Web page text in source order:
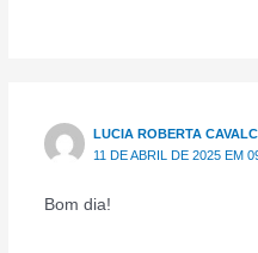
LUCIA ROBERTA
11 DE ABRIL DE 2025 EM
Bom dia!